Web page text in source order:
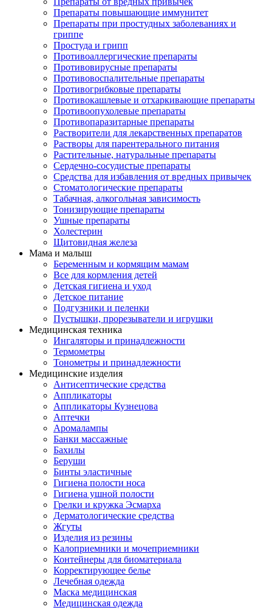
Препараты повышающие иммунитет
Препараты при простудных заболеваниях и
гриппе
Простуда и грипп
Противоаллергические препараты
Противовирусные препараты
Противовоспалительные препараты
Противогрибковые препараты
Противокашлевые и отхаркивающие препараты
Противоопухолевые препараты
Противопаразитарные препараты
Растворители для лекарственных препаратов
Растворы для парентерального питания
Растительные, натуральные препараты
Сердечно-сосудистые препараты
Средства для избавления от вредных привычек
Стоматологические препараты
Табачная, алкогольная зависимость
Тонизирующие препараты
Ушные препараты
Холестерин
Щитовидная железа
Мама и малыш
Беременным и кормящим мамам
Все для кормления детей
Детская гигиена и уход
Детское питание
Подгузники и пеленки
Пустышки, прорезыватели и игрушки
Медицинская техника
Ингаляторы и принадлежности
Термометры
Тонометры и принадлежности
Медицинские изделия
Антисептические средства
Аппликаторы
Аппликаторы Кузнецова
Аптечки
Аромалампы
Банки массажные
Бахилы
Беруши
Бинты эластичные
Гигиена полости носа
Гигиена ушной полости
Грелки и кружка Эсмарха
Дерматологические средства
Жгуты
Изделия из резины
Калоприемники и мочеприемники
Контейнеры для биоматериала
Корректирующее белье
Лечебная одежда
Маска медицинская
Медицинская одежда